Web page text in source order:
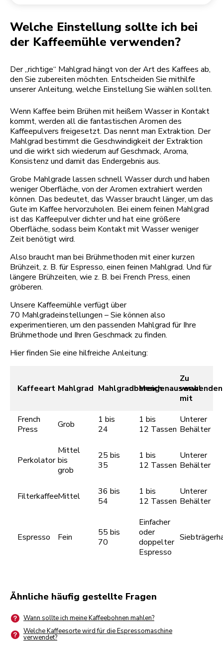
Welche Einstellung sollte ich bei
der Kaffeemühle verwenden?
Der „richtige“ Mahlgrad hängt von der Art des Kaffees ab,
den Sie zubereiten möchten. Entscheiden Sie mithilfe
unserer Anleitung, welche Einstellung Sie wählen sollten.
Wenn Kaffee beim Brühen mit heißem Wasser in Kontakt
kommt, werden all die fantastischen Aromen des
Kaffeepulvers freigesetzt. Das nennt man Extraktion. Der
Mahlgrad bestimmt die Geschwindigkeit der Extraktion
und die wirkt sich wiederum auf Geschmack, Aroma,
Konsistenz und damit das Endergebnis aus.
Grobe Mahlgrade lassen schnell Wasser durch und haben
weniger Oberfläche, von der Aromen extrahiert werden
können. Das bedeutet, das Wasser braucht länger, um das
Gute im Kaffee hervorzuholen. Bei einem feinen Mahlgrad
ist das Kaffeepulver dichter und hat eine größere
Oberfläche, sodass beim Kontakt mit Wasser weniger
Zeit benötigt wird.
Also braucht man bei Brühmethoden mit einer kurzen
Brühzeit, z. B. für Espresso, einen feinen Mahlgrad. Und für
längere Brühzeiten, wie z. B. bei French Press, einen
gröberen.
Unsere Kaffeemühle verfügt über
70 Mahlgradeinstellungen – Sie können also
experimentieren, um den passenden Mahlgrad für Ihre
Brühmethode und Ihren Geschmack zu finden.
Hier finden Sie eine hilfreiche Anleitung:
Kaffeeart Mahlgrad MahlgradbereichMengenauswahl
Zu
verwenden
mit
French
Press
Grob
1 bis
24
1 bis
12 Tassen
Unterer
Behälter
Perkolator
Mittel
bis
grob
25 bis
35
1 bis
12 Tassen
Unterer
Behälter
FilterkaffeeMittel
36 bis
54
1 bis
12 Tassen
Unterer
Behälter
Espresso Fein
55 bis
70
Einfacher
oder
doppelter
Espresso
Ähnliche häufig gestellte Fragen
Wann sollte ich meine Kaffeebohnen mahlen?
Welche Kaffeesorte wird für die Espressomaschine
verwendet?